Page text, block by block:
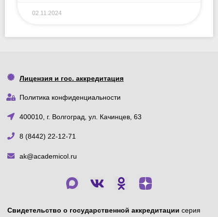
02.11.2024
Лицензия и гос. аккредитация
Политика конфиденциальности
400010, г. Волгоград, ул. Качинцев, 63
8 (8442) 22-12-71
ak@academicol.ru
Свидетельство о государственной аккредитации серия